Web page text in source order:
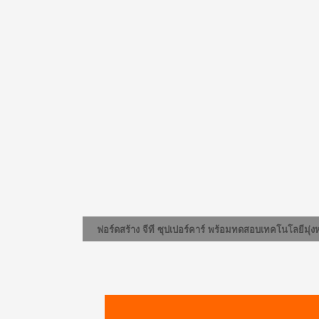
ฟอร์ดสร้าง จีที ซุปเปอร์คาร์ พร้อมทดสอบเทคโนโลยีมุ่